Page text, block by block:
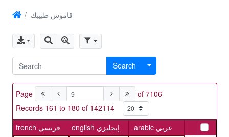
قاموس طبيبك
Search
Page
of 7106
Records 161 to 180 of 142114
arabic عربي
english إنجليزي french فرنسي